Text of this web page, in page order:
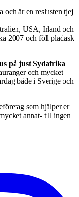
och är en reslusten tjej
USA, Irland och
2007 och föll pladask
på just Sydafrika
och mycket
både i Sverige och
som hjälper er
annat- till ingen